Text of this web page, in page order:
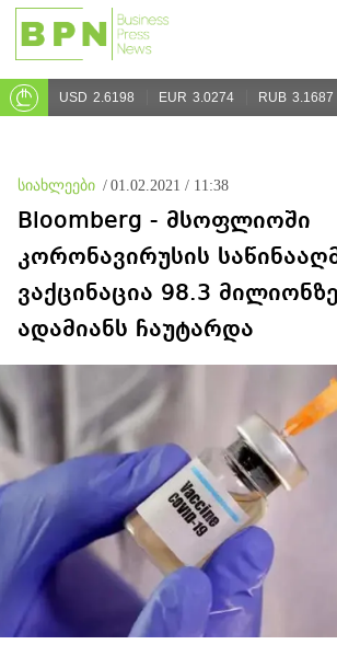
USD 2.6198 EUR 3.0274 RUB 3.1687
სიახლეები / 01.02.2021 / 11:38
Bloomberg - მსოფლიოში
კორონავირუსის
ვაქცინაცია 98.3
ადამიანს ჩაუტარდა